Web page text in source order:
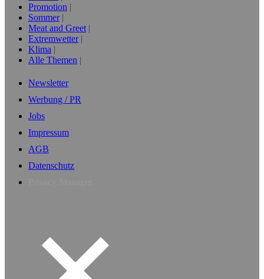
Promotion
Sommer
Meat and Greet
Extremwetter
Klima
Alle Themen
Newsletter
Werbung / PR
Jobs
Impressum
AGB
Datenschutz